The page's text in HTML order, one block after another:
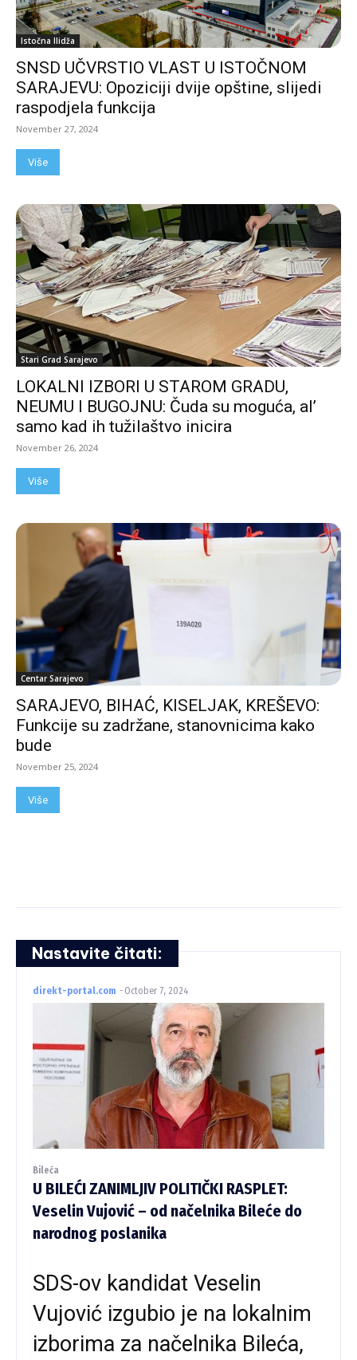
Istočna Ilidža
SNSD UČVRSTIO VLAST U ISTOČNOM
SARAJEVU: Opoziciji dvije opštine, slijedi
raspodjela funkcija
November 27, 2024
Više
Stari Grad Sarajevo
LOKALNI IZBORI U STAROM GRADU,
NEUMU I BUGOJNU: Čuda su moguća, al’
samo kad ih tužilaštvo inicira
November 26, 2024
Više
Centar Sarajevo
SARAJEVO, BIHAĆ, KISELJAK, KREŠEVO:
Funkcije su zadržane, stanovnicima kako
bude
November 25, 2024
Više
Nastavite čitati:
direkt-portal.com - October 7, 2024
Bileća
U BILEĆI ZANIMLJIV POLITIČKI RASPLET:
Veselin Vujović – od načelnika Bileće do
narodnog poslanika
SDS-ov kandidat Veselin
Vujović izgubio je na lokalnim
izborima za načelnika Bileća,